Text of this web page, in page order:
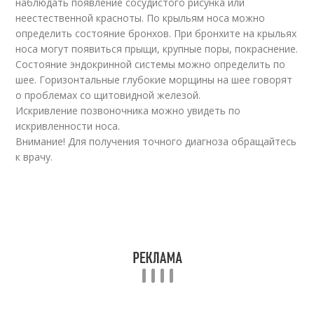
неестественной красноты. По крыльям носа можно
определить состояние бронхов. При бронхите на крыльях
носа могут появиться прыщи, крупные поры, покраснение.
Состояние эндокринной системы можно определить по
шее. Горизонтальные глубокие морщины на шее говорят
о проблемах со щитовидной железой.
Искривление позвоночника можно увидеть по
искривленности носа.
Внимание! Для получения точного диагноза обращайтесь
к врачу.